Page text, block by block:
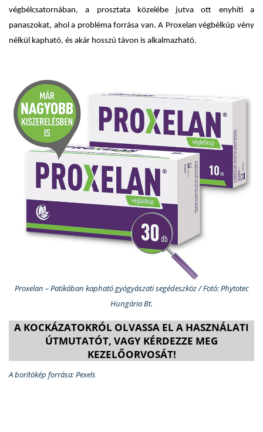
végbélcsatornában, a prosztata közelébe jutva ott enyhíti a
panaszokat, ahol a probléma forrása van. A Proxelan végbélkúp vény
nélkül kapható, és akár hosszú távon is alkalmazható.
Proxelan – Patikában kapható gyógyászati segédeszköz / Fotó: Phytotec
Hungária Bt.
A KOCKÁZATOKRÓL OLVASSA EL A HASZNÁLATI
ÚTMUTATÓT, VAGY KÉRDEZZE MEG
KEZELŐORVOSÁT!
A borítókép forrása: Pexels